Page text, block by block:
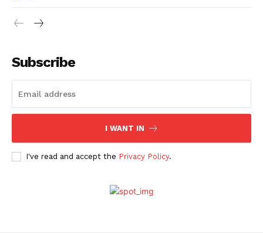
Subscribe
I WANT IN
I've read and accept the Privacy Policy.